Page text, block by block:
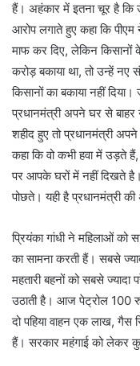
हैं। अहंकार में इतना चूर है
आरोप लगाते हुए कहा कि
माफ कर दिए, लेकिन किसानों
करोड़ बकाया था, तो उन्हें
किसानों का बकाया नहीं
प्रधानमंत्री अपने घर से
शहीद हुए तो प्रधानमंत्री
कहा कि वो कभी हवा में उड़ते
पर आपके घरों में नहीं दिखते
पोछते। यही है प्रधानमंत्री
प्रियंका गांधी ने महिलाओं को
का सामना करती हैं। सबसे
महतारी बहनों को सबसे ज्यादा
उठाती है। आज पेट्रोल 100
दो पहिया वाहन एक लाख, गैस
हैं। सरकार महंगाई को लेकर